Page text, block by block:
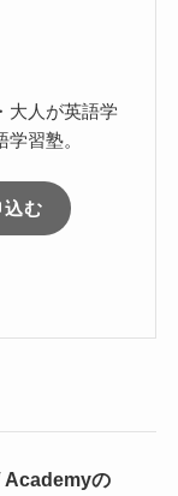
大人が英語学
習塾。
む
Academyの